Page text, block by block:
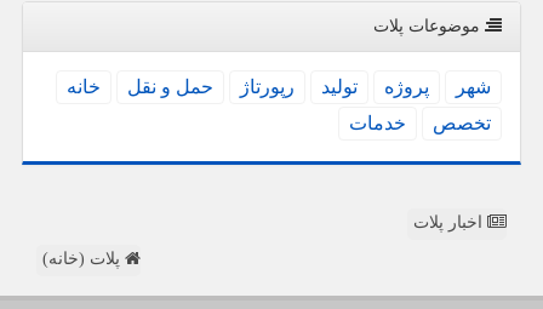
موضوعات پلات
شهر پروژه تولید رپورتاژ حمل و نقل
خانه
تخصص
خدمات
اخبار پلات
پلات (خانه)